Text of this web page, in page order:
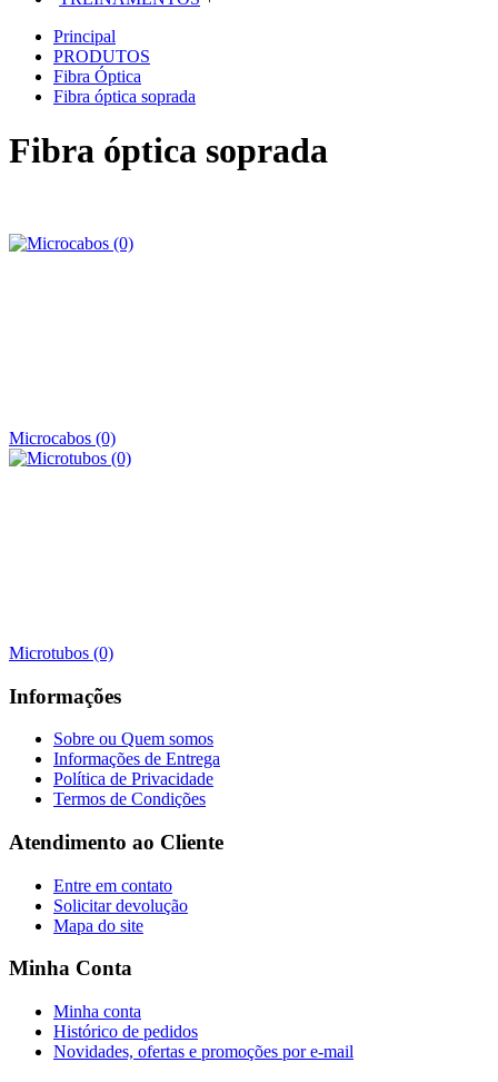
Principal
PRODUTOS
Fibra Óptica
Fibra óptica soprada
Fibra óptica soprada
Microcabos (0)
Microtubos (0)
Informações
Sobre ou Quem somos
Informações de Entrega
Política de Privacidade
Termos de Condições
Atendimento ao Cliente
Entre em contato
Solicitar devolução
Mapa do site
Minha Conta
Minha conta
Histórico de pedidos
Novidades, ofertas e promoções por e-mail